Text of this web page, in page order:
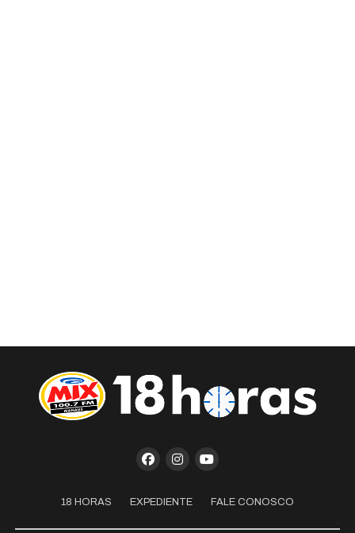
18 HORAS EXPEDIENTE FALE CONOSCO